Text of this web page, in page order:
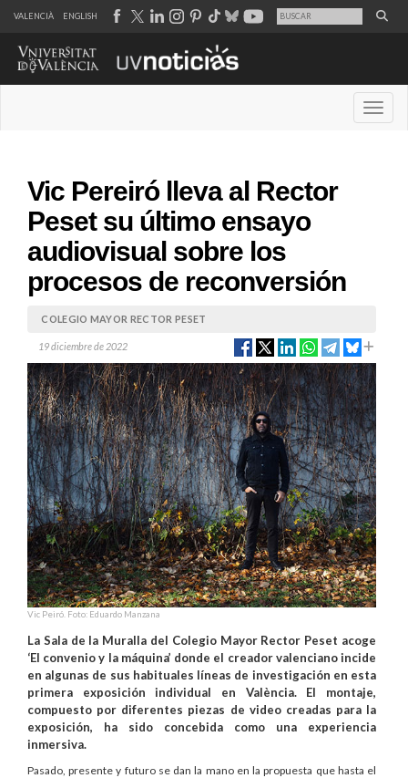
VALENCIÀ ENGLISH
Vic Pereiró lleva al Rector
Peset su último ensayo
audiovisual sobre los
procesos de reconversión
COLEGIO MAYOR RECTOR PESET
19 diciembre de 2022
Vic Peiró. Foto: Eduardo Manzana
La Sala de la Muralla del Colegio Mayor Rector Peset acoge
‘El convenio y la máquina’ donde el creador valenciano incide
en algunas de sus habituales líneas de investigación en esta
primera exposición individual en València. El montaje,
compuesto por diferentes piezas de video creadas para la
exposición, ha sido concebida como una experiencia
inmersiva.
Pasado, presente y futuro se dan la mano en la propuesta que hasta el